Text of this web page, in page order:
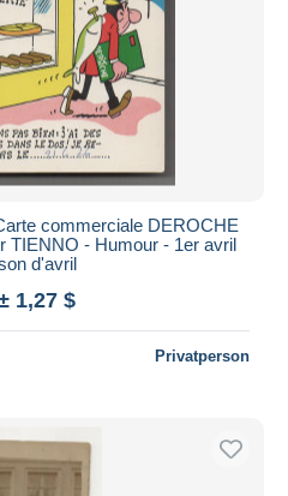
commerciale DEROCHE
TIENNO - Humour - 1er avril
d'avril
1,27 $
Privatperson